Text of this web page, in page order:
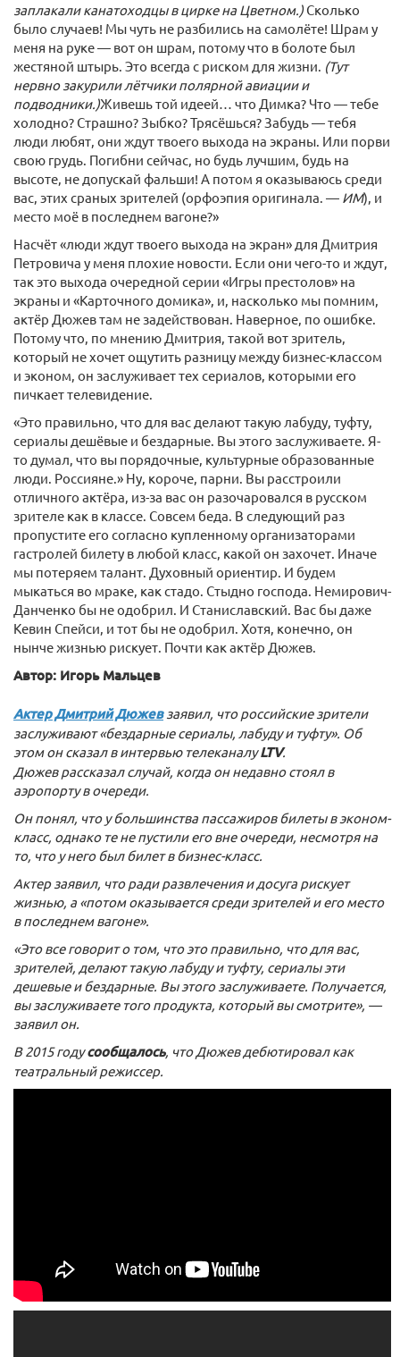
заплакали канатоходцы в цирке на Цветном.)Сколько
было случаев! Мы чуть не разбились на самолёте! Шрам у
меня на руке — вот он шрам, потому что в болоте был
жестяной штырь. Это всегда с риском для жизни. (Тут
нервно закурили лётчики полярной авиации и
подводники.)Живешь той идеей… что Димка? Что — тебе
холодно? Страшно? Зыбко? Трясёшься? Забудь — тебя
люди любят, они ждут твоего выхода на экраны. Или порви
свою грудь. Погибни сейчас, но будь лучшим, будь на
высоте, не допускай фальши! А потом я оказываюсь среди
вас, этих сраных зрителей (орфоэпия оригинала. — ИМ), и
место моё в последнем вагоне?»
Насчёт «люди ждут твоего выхода на экран» для Дмитрия
Петровича у меня плохие новости. Если они чего-то и ждут,
так это выхода очередной серии «Игры престолов» на
экраны и «Карточного домика», и, насколько мы помним,
актёр Дюжев там не задействован. Наверное, по ошибке.
Потому что, по мнению Дмитрия, такой вот зритель,
который не хочет ощутить разницу между бизнес-классом
и эконом, он заслуживает тех сериалов, которыми его
пичкает телевидение.
«Это правильно, что для вас делают такую лабуду, туфту,
сериалы дешёвые и бездарные. Вы этого заслуживаете. Я-
то думал, что вы порядочные, культурные образованные
люди. Россияне.» Ну, короче, парни. Вы расстроили
отличного актёра, из-за вас он разочаровался в русском
зрителе как в классе. Совсем беда. В следующий раз
пропустите его согласно купленному организаторами
гастролей билету в любой класс, какой он захочет. Иначе
мы потеряем талант. Духовный ориентир. И будем
мыкаться во мраке, как стадо. Стыдно господа. Немирович-
Данченко бы не одобрил. И Станиславский. Вас бы даже
Кевин Спейси, и тот бы не одобрил. Хотя, конечно, он
нынче жизнью рискует. Почти как актёр Дюжев.
Автор: Игорь Мальцев
Актер Дмитрий Дюжевзаявил, что российские зрители
заслуживают «бездарные сериалы, лабуду и туфту». Об
этом он сказал в интервью телеканалуLTV.
Дюжев рассказал случай, когда он недавно стоял в
аэропорту в очереди.
Он понял, что у большинства пассажиров билеты в эконом-
класс, однако те не пустили его вне очереди, несмотря на
то, что у него был билет в бизнес-класс.
Актер заявил, что ради развлечения и досуга рискует
жизнью, а «потом оказывается среди зрителей и его место
в последнем вагоне».
«Это все говорит о том, что это правильно, что для вас,
зрителей, делают такую лабуду и туфту, сериалы эти
дешевые и бездарные. Вы этого заслуживаете. Получается,
вы заслуживаете того продукта, который вы смотрите», —
заявил он.
В 2015 годусообщалось, что Дюжев дебютировал как
театральный режиссер.